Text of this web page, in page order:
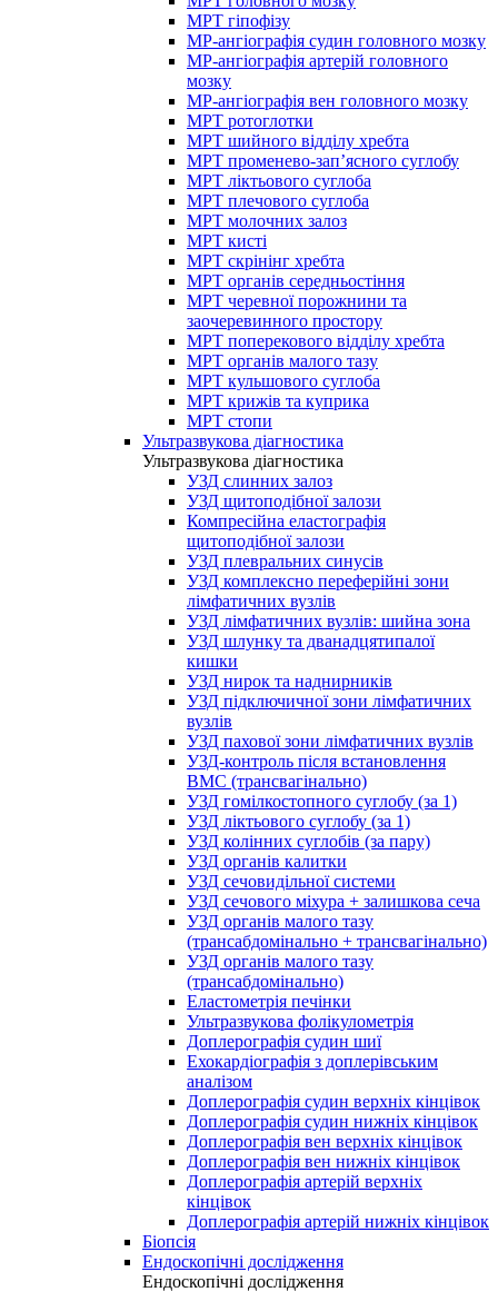
МРТ гіпофізу
МР-ангіографія судин головного мозку
МР-ангіографія артерій головного
мозку
МР-ангіографія вен головного мозку
МРТ ротоглотки
МРТ шийного відділу хребта
МРТ променево-зап’ясного суглобу
МРТ ліктьового суглоба
МРТ плечового суглоба
МРТ молочних залоз
МРТ кисті
МРТ скрінінг хребта
МРТ органів середньостіння
МРТ черевної порожнини та
заочеревинного простору
МРТ поперекового відділу хребта
МРТ органів малого тазу
МРТ кульшового суглоба
МРТ крижів та куприка
МРТ стопи
Ультразвукова діагностика
Ультразвукова діагностика
УЗД слинних залоз
УЗД щитоподібної залози
Компресійна еластографія
щитоподібної залози
УЗД плевральних синусів
УЗД комплексно переферійні зони
лімфатичних вузлів
УЗД лімфатичних вузлів: шийна зона
УЗД шлунку та дванадцятипалої
кишки
УЗД нирок та наднирників
УЗД підключичної зони лімфатичних
вузлів
УЗД пахової зони лімфатичних вузлів
УЗД-контроль після встановлення
ВМС (трансвагінально)
УЗД гомілкостопного суглобу (за 1)
УЗД ліктьового суглобу (за 1)
УЗД колінних суглобів (за пару)
УЗД органів калитки
УЗД сечовидільної системи
УЗД сечового міхура + залишкова сеча
УЗД органів малого тазу
(трансабдомінально + трансвагінально)
УЗД органів малого тазу
(трансабдомінально)
Еластометрія печінки
Ультразвукова фолікулометрія
Доплерографія судин шиї
Ехокардіографія з доплерівським
аналізом
Доплерографія судин верхніх кінцівок
Доплерографія судин нижніх кінцівок
Доплерографія вен верхніх кінцівок
Доплерографія вен нижніх кінцівок
Доплерографія артерій верхніх
кінцівок
Доплерографія артерій нижніх кінцівок
Біопсія
Ендоскопічні дослідження
Ендоскопічні дослідження